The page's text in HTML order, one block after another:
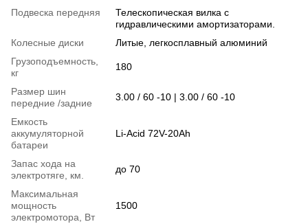
Подвеска передняя
Телескопическая вилка с
гидравлическими амортизаторами.
Колесные диски
Литые, легкосплавный алюминий
Грузоподъемность,
кг
180
Размер шин
передние /задние
3.00 / 60 -10 | 3.00 / 60 -10
Емкость
аккумуляторной
батареи
Li-Acid 72V-20Ah
Запас хода на
электротяге, км.
до 70
Максимальная
мощность
электромотора, Вт
1500